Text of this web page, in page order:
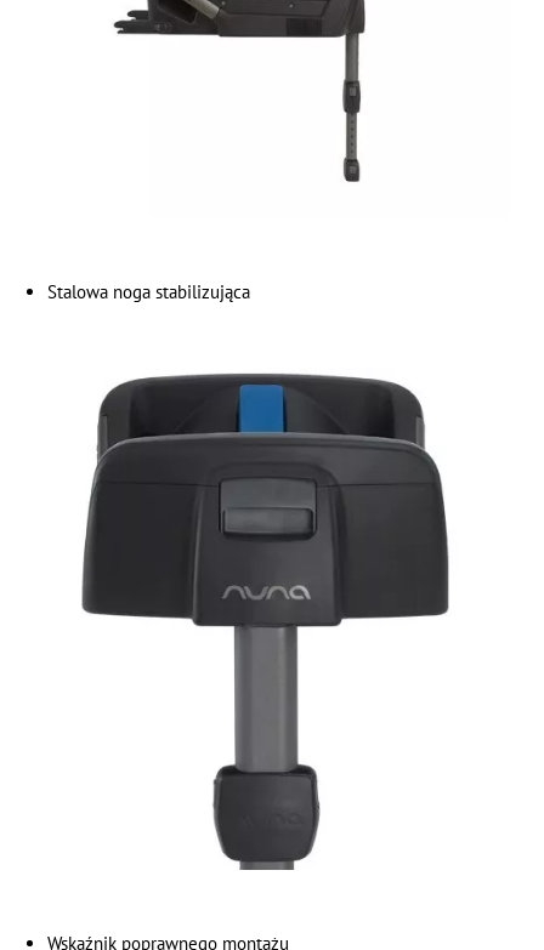
Stalowa noga stabilizująca
Wskaźnik poprawnego montażu